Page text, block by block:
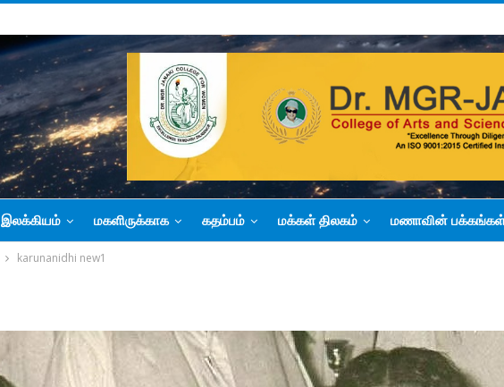
இலக்கியம் மகளிருக்காக கதம்பம் மக்கள் திலகம் மணாவின்
karunanidhi new1